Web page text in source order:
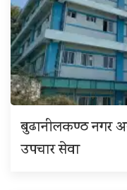
बुढानीलकण्ठ नगर
उपचार सेवा